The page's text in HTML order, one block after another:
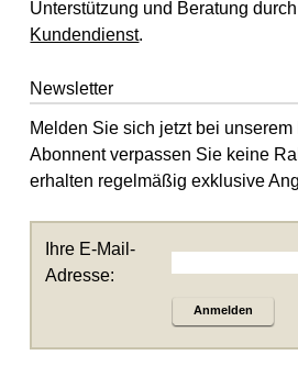
Unterstützung und Beratung
Kundendienst.
Newsletter
Melden Sie sich jetzt bei
Abonnent verpassen Sie keine
erhalten regelmäßig exklusive
Ihre E-Mail-
Adresse:
Anmelden